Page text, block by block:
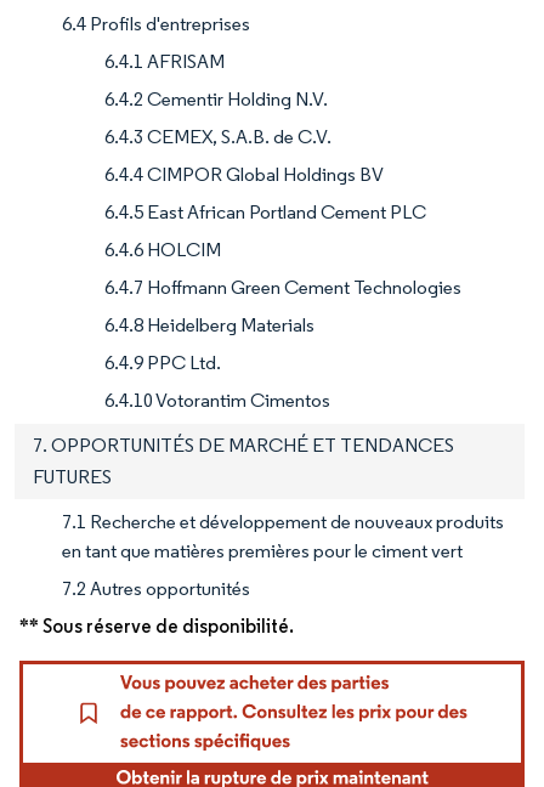
6.4 Profils d'entreprises
6.4.1 AFRISAM
6.4.2 Cementir Holding N.V.
6.4.3 CEMEX, S.A.B. de C.V.
6.4.4 CIMPOR Global Holdings BV
6.4.5 East African Portland Cement PLC
6.4.6 HOLCIM
6.4.7 Hoffmann Green Cement Technologies
6.4.8 Heidelberg Materials
6.4.9 PPC Ltd.
6.4.10 Votorantim Cimentos
7. OPPORTUNITÉS DE MARCHÉ ET TENDANCES
FUTURES
7.1 Recherche et développement de nouveaux produits
en tant que matières premières pour le ciment vert
7.2 Autres opportunités
** Sous réserve de disponibilité.